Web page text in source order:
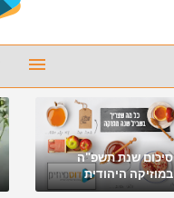
סיכום שנת תשפ"ה
במוזיקה היהודית